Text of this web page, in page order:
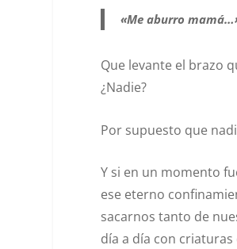
«Me aburro
Que levante el brazo
¿Nadie?
Por supuesto que
Y si en un momento
ese eterno
sacarnos tanto de
día a día con